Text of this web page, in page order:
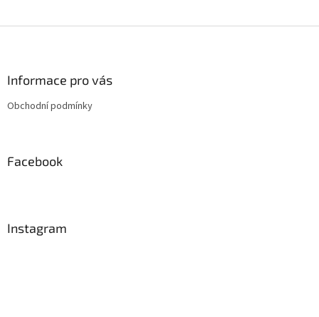
Informace pro vás
Obchodní podmínky
Facebook
Instagram